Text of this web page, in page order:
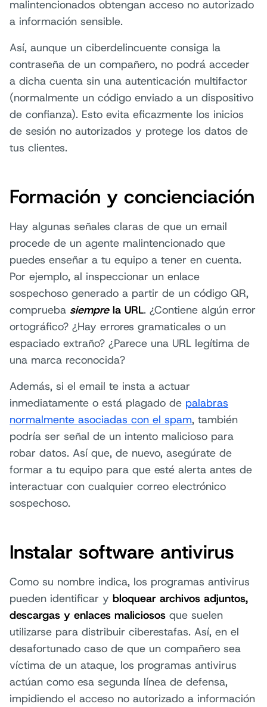
malintencionados obtengan acceso no autorizado
a información sensible.
Así, aunque un ciberdelincuente consiga la
contraseña de un compañero, no podrá acceder
a dicha cuenta sin una autenticación multifactor
(normalmente un código enviado a un dispositivo
de confianza). Esto evita eficazmente los inicios
de sesión no autorizados y protege los datos de
tus clientes.
Formación y concienciación
Hay algunas señales claras de que un email
procede de un agente malintencionado que
puedes enseñar a tu equipo a tener en cuenta.
Por ejemplo, al inspeccionar un enlace
sospechoso generado a partir de un código QR,
comprueba siemprela URL. ¿Contiene algún error
ortográfico? ¿Hay errores gramaticales o un
espaciado extraño? ¿Parece una URL legítima de
una marca reconocida?
Además, si el email te insta a actuar
inmediatamente o está plagado de palabras
normalmente asociadas con el spam, también
podría ser señal de un intento malicioso para
robar datos. Así que, de nuevo, asegúrate de
formar a tu equipo para que esté alerta antes de
interactuar con cualquier correo electrónico
sospechoso.
Instalar software antivirus
Como su nombre indica, los programas antivirus
pueden identificar y bloquear archivos adjuntos,
descargas y enlaces maliciosos que suelen
utilizarse para distribuir ciberestafas. Así, en el
desafortunado caso de que un compañero sea
víctima de un ataque, los programas antivirus
actúan como esa segunda línea de defensa,
impidiendo el acceso no autorizado a información